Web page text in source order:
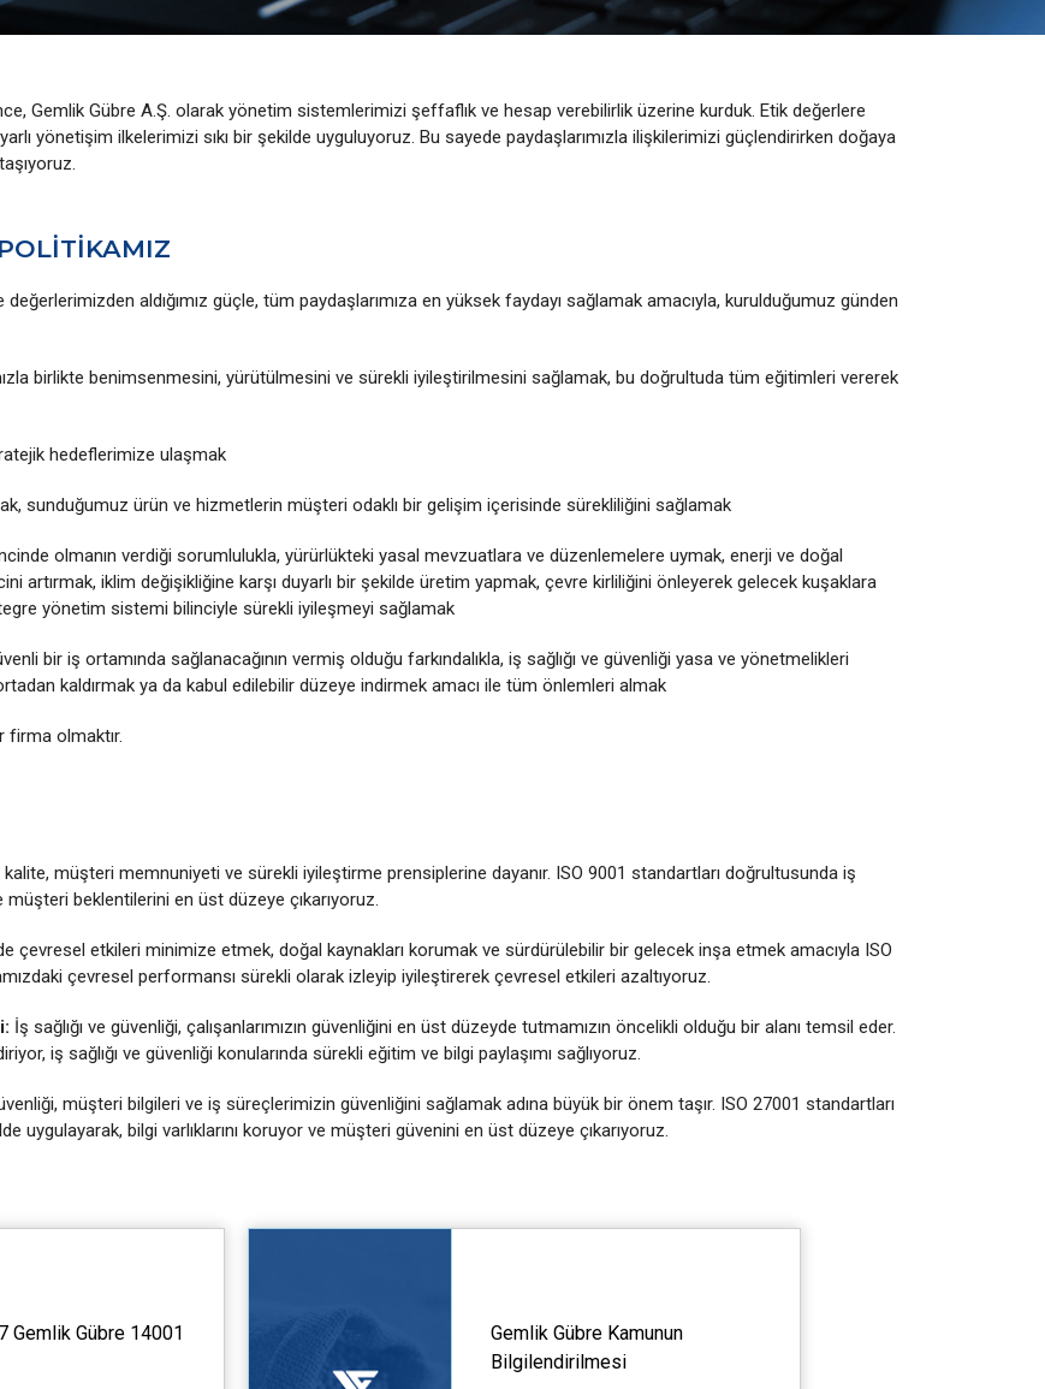
Gemlik Gübre A.Ş. olarak yönetim sistemlerimizi şeffaflık ve hesap verebilirlik üzerine kurduk. Etik değerlere
yönetişim ilkelerimizi sıkı bir şekilde uyguluyoruz. Bu sayede paydaşlarımızla ilişkilerimizi güçlendirirken doğaya
aldığımız güçle, tüm paydaşlarımıza en yüksek faydayı sağlamak amacıyla, kurulduğumuz günden
birlikte benimsenmesini, yürütülmesini ve sürekli iyileştirilmesini sağlamak, bu doğrultuda tüm eğitimleri vererek
hedeflerimize ulaşmak
sunduğumuz ürün ve hizmetlerin müşteri odaklı bir gelişim içerisinde sürekliliğini sağlamak
olmanın verdiği sorumlulukla, yürürlükteki yasal mevzuatlara ve düzenlemelere uymak, enerji ve doğal
artırmak, iklim değişikliğine karşı duyarlı bir şekilde üretim yapmak, çevre kirliliğini önleyerek gelecek kuşaklara
yönetim sistemi bilinciyle sürekli iyileşmeyi sağlamak
bir iş ortamında sağlanacağının vermiş olduğu farkındalıkla, iş sağlığı ve güvenliği yasa ve yönetmelikleri
kaldırmak ya da kabul edilebilir düzeye indirmek amacı ile tüm önlemleri almak
firma olmaktır.
müşteri memnuniyeti ve sürekli iyileştirme prensiplerine dayanır. ISO 9001 standartları doğrultusunda iş
beklentilerini en üst düzeye çıkarıyoruz.
çevresel etkileri minimize etmek, doğal kaynakları korumak ve sürdürülebilir bir gelecek inşa etmek amacıyla ISO
çevresel performansı sürekli olarak izleyip iyileştirerek çevresel etkileri azaltıyoruz.
İş sağlığı ve güvenliği, çalışanlarımızın güvenliğini en üst düzeyde tutmamızın öncelikli olduğu bir alanı temsil eder.
iş sağlığı ve güvenliği konularında sürekli eğitim ve bilgi paylaşımı sağlıyoruz.
müşteri bilgileri ve iş süreçlerimizin güvenliğini sağlamak adına büyük bir önem taşır. ISO 27001 standartları
uygulayarak, bilgi varlıklarını koruyor ve müşteri güvenini en üst düzeye çıkarıyoruz.
Gemlik Gübre 14001
Gemlik Gübre Kamunun
Bilgilendirilmesi